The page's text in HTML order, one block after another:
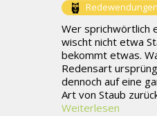
Redewendungen
Wer sprichwörtlich
wischt nicht etwa
bekommt etwas.
Redensart
dennoch auf eine
Art von Staub
Weiterlesen